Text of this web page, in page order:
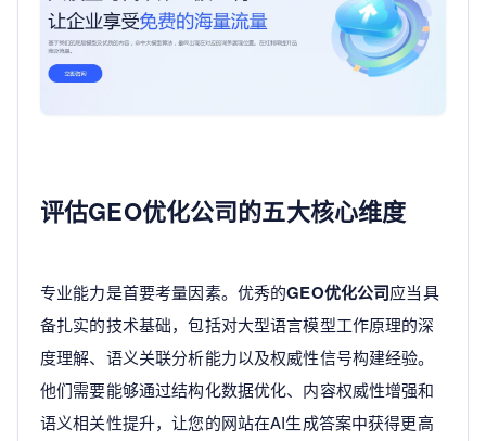
评估GEO优化公司的五大核心维度
专业能力是首要考量因素。优秀的GEO优化公司应当具
备扎实的技术基础，包括对大型语言模型工作原理的深
度理解、语义关联分析能力以及权威性信号构建经验。
他们需要能够通过结构化数据优化、内容权威性增强和
语义相关性提升，让您的网站在AI生成答案中获得更高